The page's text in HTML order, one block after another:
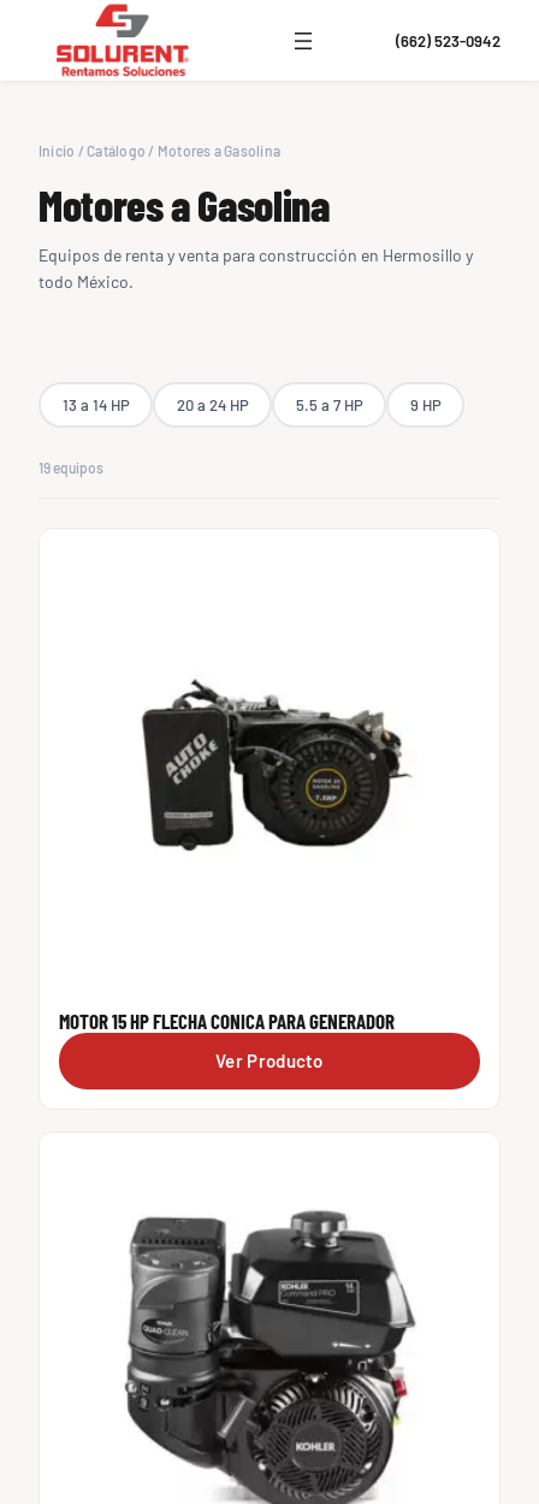
(662) 523-0942
Inicio / Catálogo / Motores a Gasolina
Motores a Gasolina
Equipos de renta y venta para construcción en Hermosillo y
todo México.
13 a 14 HP 20 a 24 HP 5.5 a 7 HP 9 HP
19 equipos
MOTOR 15 HP FLECHA CONICA PARA GENERADOR
Ver Producto